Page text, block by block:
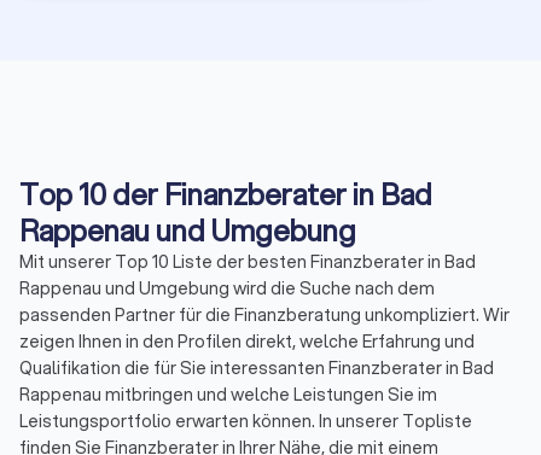
Top 10 der Finanzberater in Bad
Rappenau und Umgebung
Mit unserer Top 10 Liste der besten Finanzberater in Bad
Rappenau und Umgebung wird die Suche nach dem
passenden Partner für die Finanzberatung unkompliziert. Wir
zeigen Ihnen in den Profilen direkt, welche Erfahrung und
Qualifikation die für Sie interessanten Finanzberater in Bad
Rappenau mitbringen und welche Leistungen Sie im
Leistungsportfolio erwarten können. In unserer Topliste
finden Sie Finanzberater in Ihrer Nähe, die mit einem